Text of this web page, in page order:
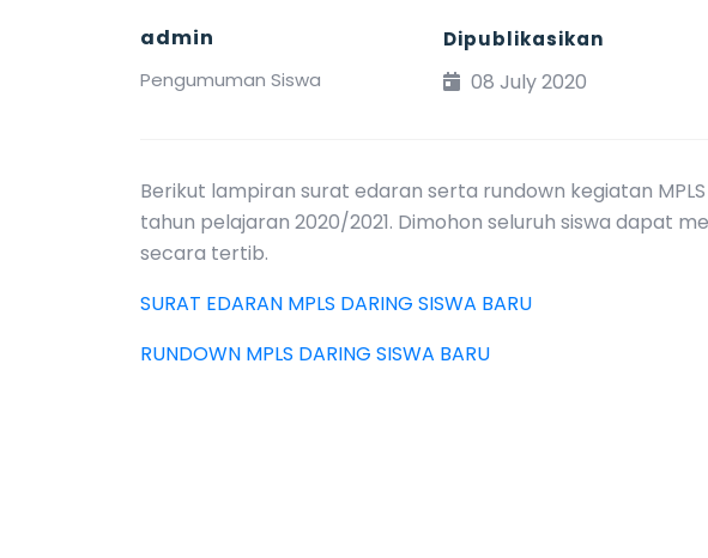
admin
Pengumuman Siswa
Dipublikasikan
08 July 2020
Berikut lampiran surat edaran serta rundown kegiatan
tahun pelajaran 2020/2021. Dimohon seluruh siswa dapat
secara tertib.
SURAT EDARAN MPLS DARING SISWA BARU
RUNDOWN MPLS DARING SISWA BARU